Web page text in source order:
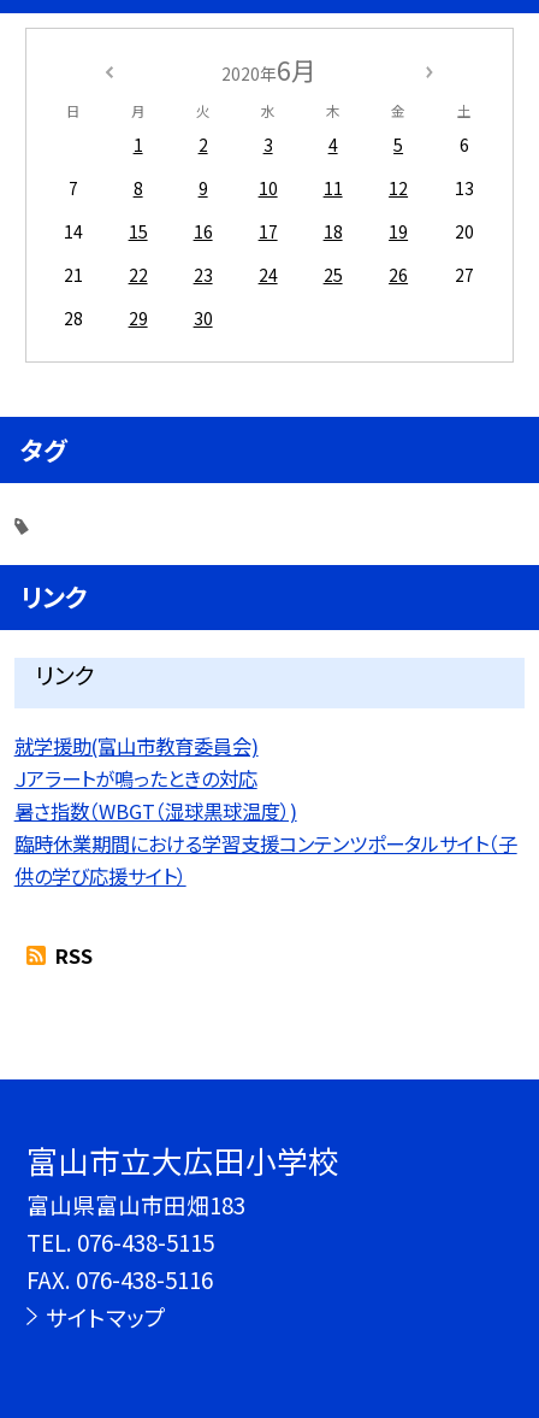
2020年6月
日 月 火 水 木 金 土
1 2 3 4 5
6
7
8 9 10 11 12
13
14
15 16 17 18 19
20
21
22 23 24 25 26
27
28
29 30
タグ
リンク
リンク
就学援助(富山市教育委員会)
Ｊアラートが鳴ったときの対応
暑さ指数（WBGT（湿球黒球温度）)
臨時休業期間における学習支援コンテンツポータルサイト（子
供の学び応援サイト）
RSS
富山市立大広田小学校
富山県富山市田畑183
TEL. 076-438-5115
FAX. 076-438-5116
サイトマップ